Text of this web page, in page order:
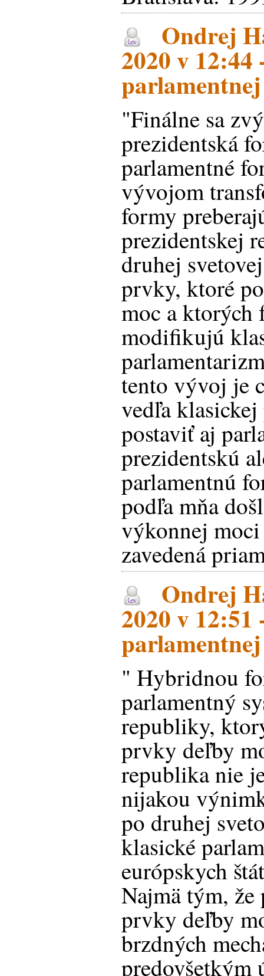
Ondrej
2020 v
"Finálne sa
prezidentská
parlamentné
vývojom
formy
prezidentskej
druhej
prvky, ktoré
moc a ktorých
modifikujú
tento vývoj je
vedľa
postaviť aj
prezidentskú
parlamentnú
podľa mňa
výkonnej
zavedená
Ondrej
2020 v
" Hybridnou
parlamentný
republiky,
prvky deľby
republika nie
nijakou
po druhej
klasické
európskych
Najmä tým,
prvky deľby
brzdných
predovšetkým